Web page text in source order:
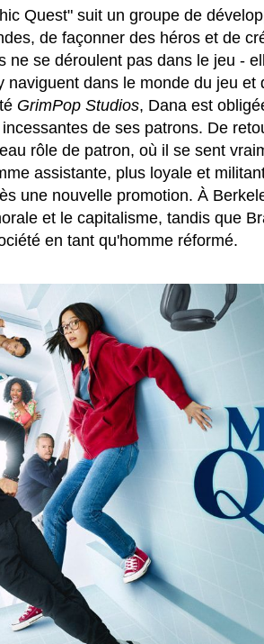
Quest" suit un groupe de
de façonner des héros et de
ne se déroulent pas dans le jeu -
naviguent dans le monde du jeu et
GrimPop Studios, Dana est
de ses patrons. De
rôle de patron, où il se sent
assistante, plus loyale et
une nouvelle promotion. À
et le capitalisme, tandis que
en tant qu'homme réformé.